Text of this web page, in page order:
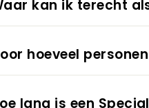
kan ik terecht
hoeveel
lang is een